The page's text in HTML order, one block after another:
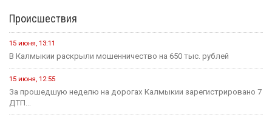
Происшествия
15 июня, 13:11
В Калмыкии раскрыли мошенничество на 650 тыс. рублей
15 июня, 12:55
За прошедшую неделю на дорогах Калмыкии зарегистрировано 7
ДТП...